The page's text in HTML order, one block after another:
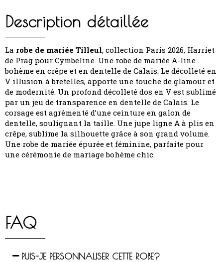
Description détaillée
La robe de mariée Tilleul, collection Paris 2026, Harriet
de Prag pour Cymbeline. Une robe de mariée A-line
bohème en crêpe et en dentelle de Calais. Le décolleté en
V illusion à bretelles, apporte une touche de glamour et
de modernité. Un profond décolleté dos en V est sublimé
par un jeu de transparence en dentelle de Calais. Le
corsage est agrémenté d’une ceinture en galon de
dentelle, soulignant la taille. Une jupe ligne A à plis en
crêpe, sublime la silhouette grâce à son grand volume.
Une robe de mariée épurée et féminine, parfaite pour
une cérémonie de mariage bohème chic.
FAQ
PUIS-JE PERSONNALISER CETTE ROBE?